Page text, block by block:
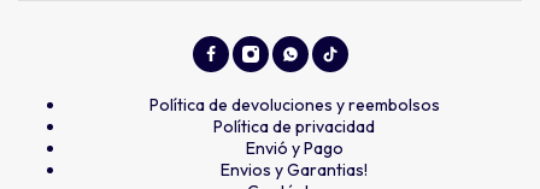
Política de devoluciones y reembolsos
Política de privacidad
Envió y Pago
Envios y Garantias!